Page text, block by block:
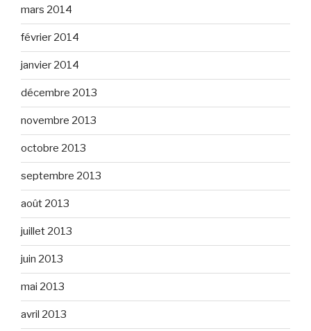
mars 2014
février 2014
janvier 2014
décembre 2013
novembre 2013
octobre 2013
septembre 2013
août 2013
juillet 2013
juin 2013
mai 2013
avril 2013